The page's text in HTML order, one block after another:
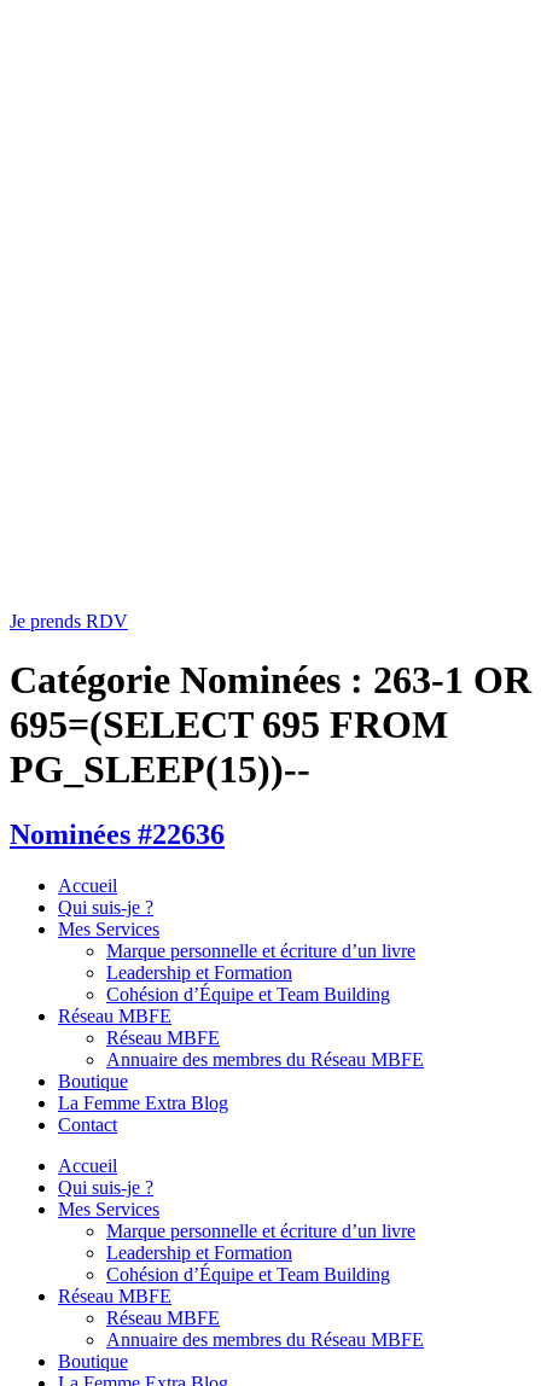
Je prends RDV
Catégorie Nominées : 263-1 OR
695=(SELECT 695 FROM
PG_SLEEP(15))--
Nominées #22636
Accueil
Qui suis-je ?
Mes Services
Marque personnelle et écriture d’un livre
Leadership et Formation
Cohésion d’Équipe et Team Building
Réseau MBFE
Réseau MBFE
Annuaire des membres du Réseau MBFE
Boutique
La Femme Extra Blog
Contact
Accueil
Qui suis-je ?
Mes Services
Marque personnelle et écriture d’un livre
Leadership et Formation
Cohésion d’Équipe et Team Building
Réseau MBFE
Réseau MBFE
Annuaire des membres du Réseau MBFE
Boutique